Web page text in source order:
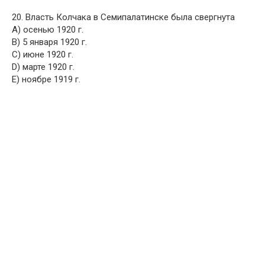
20. Власть Колчака в Семипалатинске была свергнута
A) осенью 1920 г.
B) 5 января 1920 г.
C) июне 1920 г.
D) марте 1920 г.
E) ноябре 1919 г.